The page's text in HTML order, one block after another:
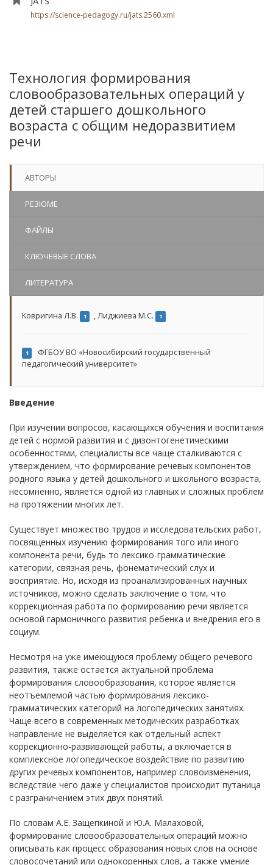
https://science-pedagogy.ru/jats.2560.xml
Технология формирования
словообразовательных операций у
детей старшего дошкольного
возраста с общим недоразвитием
речи
АВТОРЫ
РЕЗЮМЕ
ФАЙЛЫ
КЛЮЧЕВЫЕ СЛОВА
ЛИТЕРАТУРА
Ковригина Л.В. 1 ,Лиджиева М.С. 1
1
ФГБОУ ВО «Новосибирский государственный
педагогический университет»
Введение
При изучении вопросов, касающихся обучения и воспитания
детей с нормой развития и с дизонтогенетическими
особенностями, специалисты все чаще сталкиваются с
утверждением, что формирование речевых компонентов
родного языка у детей дошкольного и школьного возраста,
несомненно, является одной из главных и сложных проблем
на протяжении многих лет.
Существует множество трудов и исследовательских работ,
посвященных изучению формирования того или иного
компонента речи, будь то лексико-грамматические
категории, связная речь, фонематический слух и
восприятие. Но, исходя из проанализированных научных
источников, можно сделать заключение о том, что
коррекционная работа по формированию речи является
основой гармоничного развития ребенка и внедрения его в
социум.
Несмотря на уже имеющуюся проблему общего речевого
развития, также остается актуальной проблема
формирования словообразования, которое является
неотъемлемой частью формирования лексико-
грамматических категорий на логопедических занятиях.
Чаще всего в современных методических разработках
направление не выделяется как отдельный аспект
коррекционно-развивающей работы, а включается в
комплексное логопедическое воздействие по развитию
других речевых компонентов, например словоизменения,
вследствие чего даже у специалистов происходит путаница
с разграничением этих двух понятий.
По словам А.Е. Защепкиной и Ю.А. Малаховой,
формирование словообразовательных операций можно
описывать как процесс образования новых слов на основе
словосочетаний или однокоренных слов, а также умение